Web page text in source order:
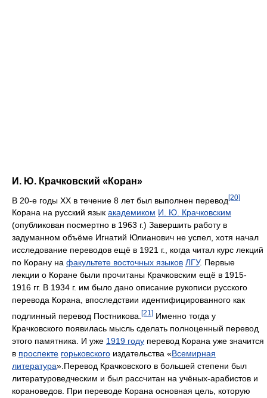
И. Ю. Крачковский «Коран»
В 20-е годы XX в течение 8 лет был выполнен перевод[20]
Корана на русский язык академиком И. Ю. Крачковским
(опубликован посмертно в 1963 г.) Завершить работу в
задуманном объёме Игнатий Юлианович не успел, хотя начал
исследование переводов ещё в 1921 г., когда читал курс лекций
по Корану на факультете восточных языков ЛГУ. Первые
лекции о Коране были прочитаны Крачковским ещё в 1915-
1916 гг. В 1934 г. им было дано описание рукописи русского
перевода Корана, впоследствии идентифицированного как
подлинный перевод Постникова. [21] Именно тогда у
Крачковского появилась мысль сделать полноценный перевод
этого памятника. И уже 1919 году перевод Корана уже значится
в проспекте горьковского издательства «Всемирная
литература».Перевод Крачковского в большей степени был
литературоведческим и был рассчитан на учёных-арабистов и
корановедов. При переводе Корана основная цель, которую